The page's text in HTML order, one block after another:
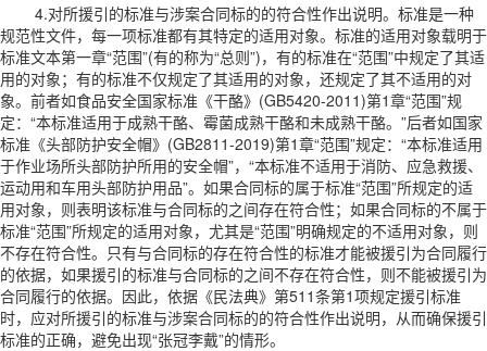
4.对所援引的标准与涉案合同标的的符合性作出说明。标准是一种
规范性文件，每一项标准都有其特定的适用对象。标准的适用对象载明于
标准文本第一章“范围”(有的称为“总则”)，有的标准在“范围”中规定了其适
用的对象；有的标准不仅规定了其适用的对象，还规定了其不适用的对
象。前者如食品安全国家标准《干酪》(GB5420-2011)第1章“范围”规
定：“本标准适用于成熟干酪、霉菌成熟干酪和未成熟干酪。”后者如国家
标准《头部防护安全帽》(GB2811-2019)第1章“范围”规定：“本标准适用
于作业场所头部防护所用的安全帽”，“本标准不适用于消防、应急救援、
运动用和车用头部防护用品”。如果合同标的属于标准“范围”所规定的适
用对象，则表明该标准与合同标的之间存在符合性；如果合同标的不属于
标准“范围”所规定的适用对象，尤其是“范围”明确规定的不适用对象，则
不存在符合性。只有与合同标的存在符合性的标准才能被援引为合同履行
的依据，如果援引的标准与合同标的之间不存在符合性，则不能被援引为
合同履行的依据。因此，依据《民法典》第511条第1项规定援引标准
时，应对所援引的标准与涉案合同标的的符合性作出说明，从而确保援引
标准的正确，避免出现“张冠李戴”的情形。